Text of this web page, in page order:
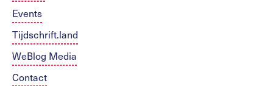
Events
Tijdschrift.land
WeBlog Media
Contact